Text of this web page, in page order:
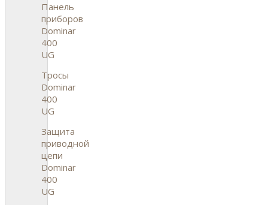
Панель
приборов
Dominar
400
UG
Тросы
Dominar
400
UG
Защита
приводной
цепи
Dominar
400
UG